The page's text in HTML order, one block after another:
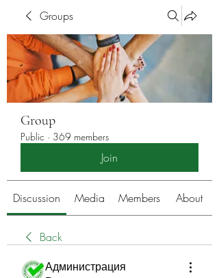
Groups
Group
Public · 369 members
Join
Discussion Media Members About
Back
Администрация